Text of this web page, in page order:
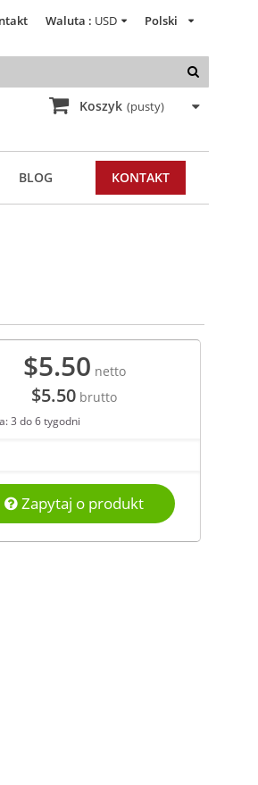
Polski
Waluta : USD
Koszyk (pusty)
BLOG KONTAKT
$5.50 netto
$5.50 brutto
3 do 6 tygodni
Zapytaj o produkt